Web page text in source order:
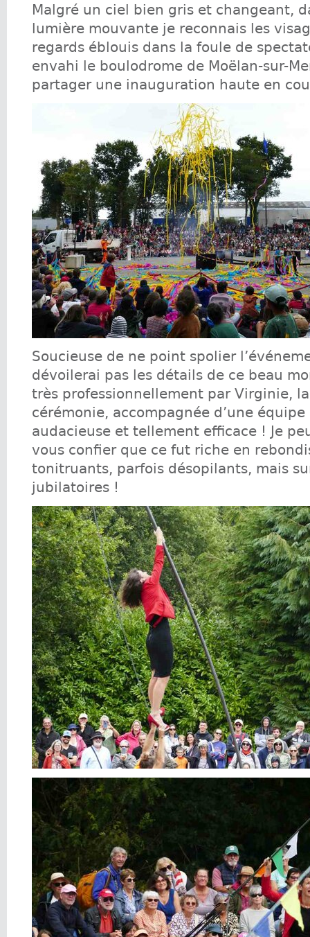
Malgré un ciel bien gris et changeant,
lumière mouvante je reconnais les
regards éblouis dans la foule de
envahi le boulodrome de Moëlan-sur-
partager une inauguration haute en
Soucieuse de ne point spolier
dévoilerai pas les détails de ce beau
très professionnellement par Virginie,
cérémonie, accompagnée d’une équipe
audacieuse et tellement efficace ! Je
vous confier que ce fut riche en
tonitruants, parfois désopilants, mais
jubilatoires !